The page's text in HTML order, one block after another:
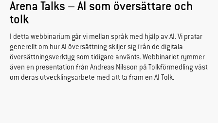
Arena Talks – AI som översättare och
tolk
I detta webbinarium går vi mellan språk med hjälp av AI. Vi pratar
generellt om hur AI översättning skiljer sig från de digitala
översättningsverktyg som tidigare använts. Webbinariet rymmer
även en presentation från Andreas Nilsson på Tolkförmedling väst
om deras utvecklingsarbete med att ta fram en AI Tolk.